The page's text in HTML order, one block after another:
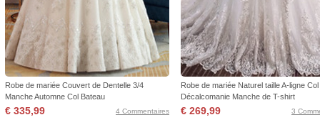
Robe de mariée Couvert de Dentelle 3/4
Manche Automne Col Bateau
€ 335,99 4 Commentaires
Robe de mariée Naturel taille A-ligne
Décalcomanie Manche de T-shirt
€ 269,99 3